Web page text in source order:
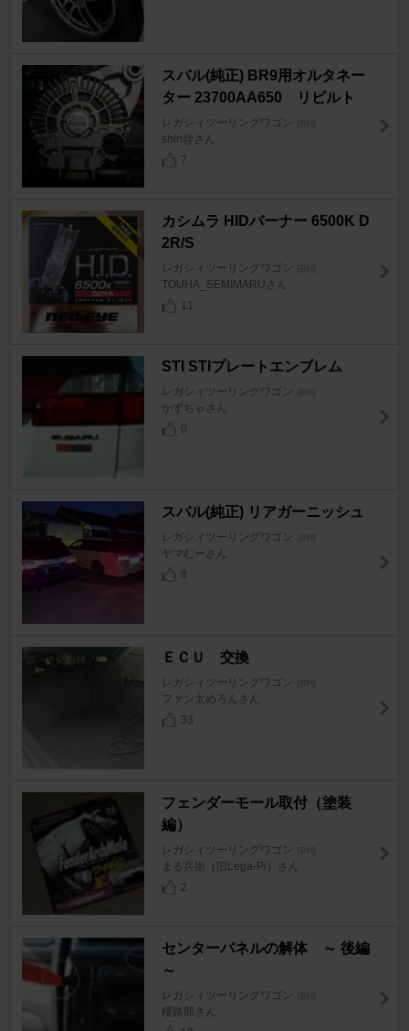
スバル(純正) BR9用オルタネー
ター 23700AA650 リビルト
レガシィツーリングワゴン [BH]
shin@さん
7
カシムラ HIDバーナー 6500K D
2R/S
レガシィツーリングワゴン [BH]
TOUHA_SEMIMARUさん
11
STI STIプレートエンブレム
レガシィツーリングワゴン [BH]
かずちゃさん
0
スバル(純正) リアガーニッシュ
レガシィツーリングワゴン [BH]
ヤマむーさん
8
ＥＣＵ 交換
レガシィツーリングワゴン [BH]
ファン太めろんさん
33
フェンダーモール取付（塗装
編）
レガシィツーリングワゴン [BH]
まる兵衛（旧Lega-Pi）さん
2
センターパネルの解体 ～ 後編
～
レガシィツーリングワゴン [BH]
櫻路郎さん